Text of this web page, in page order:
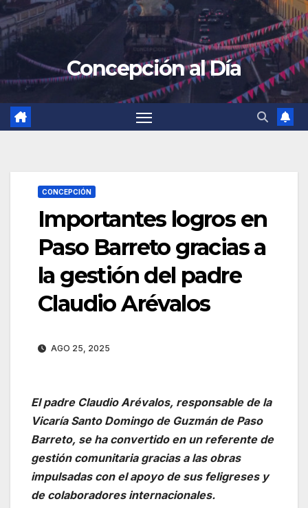
Concepción al Día
CONCEPCIÓN
Importantes logros en
Paso Barreto gracias a
la gestión del padre
Claudio Arévalos
AGO 25, 2025
El padre Claudio Arévalos, responsable de la
Vicaría Santo Domingo de Guzmán de Paso
Barreto, se ha convertido en un referente de
gestión comunitaria gracias a las obras
impulsadas con el apoyo de sus feligreses y
de colaboradores internacionales.